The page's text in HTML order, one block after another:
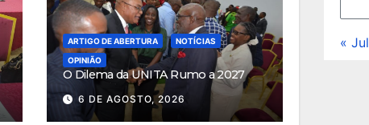
ARTIGO DE ABERTURA
NOTÍCIAS
OPINIÃO
O Dilema da UNITA Rumo a 2027
6 DE AGOSTO, 2026
« Jul